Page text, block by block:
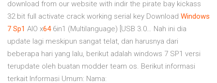
download from our website with indir the pirate bay kickass
32 bit full activate crack working serial key Download Windows
7 Sp1 AIO x646in1 (Multilanguage) [USB 3.0… Nah ini dia
update lagi meskipun sangat telat, dan harusnya dari
beberapa hari yang lalu, berikut adalah windows 7 SP1 versi
terupdate oleh buatan modder team os. Berikut informasi
terkait Informasi Umum: Nama: